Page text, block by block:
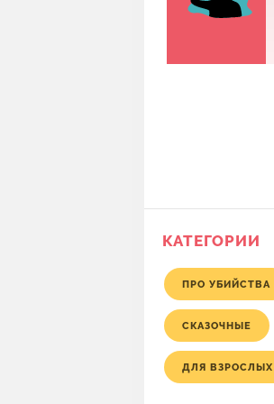
КАТЕГОРИИ
ПРО УБИЙСТВА
СКАЗОЧНЫЕ
ДЛЯ ВЗРОСЛЫХ